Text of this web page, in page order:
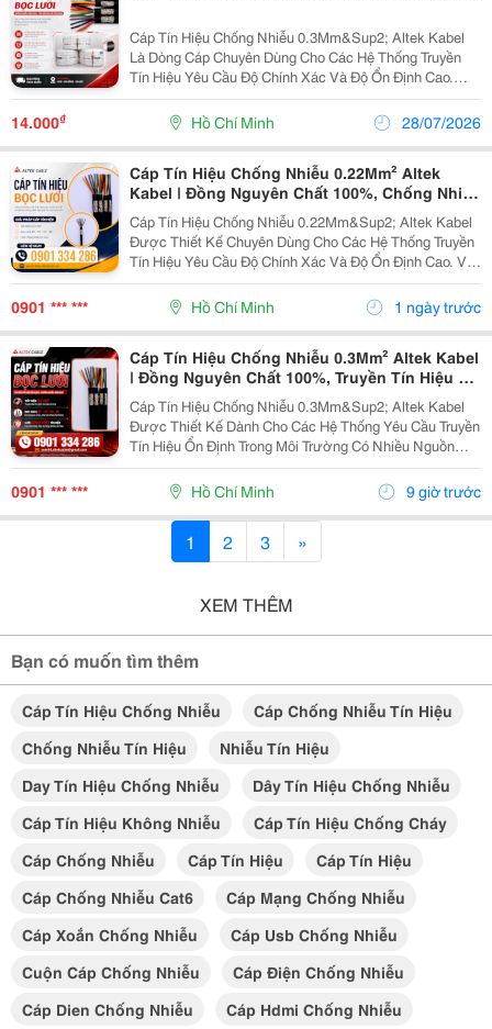
Cáp Tín Hiệu Chống Nhiễu 0.3Mm&Sup2; Altek Kabel
Là Dòng Cáp Chuyên Dùng Cho Các Hệ Thống Truyền
Tín Hiệu Yêu Cầu Độ Chính Xác Và Độ Ổn Định Cao.
Sản Phẩm Được Ứng Dụng Rộng Rãi Trong Nhà Máy,
Tủ Điện Điều Khiển, Hệ Thống Tự Động Hóa, Thiết Bị
14.000₫ Hồ Chí Minh 28/07/2026
Cáp Tín Hiệu Chống Nhiễu 0.22Mm² Altek
Kabel | Đồng Nguyên Chất 100%, Chống Nhiễu
Hiệu Quả
Cáp Tín Hiệu Chống Nhiễu 0.22Mm&Sup2; Altek Kabel
Được Thiết Kế Chuyên Dùng Cho Các Hệ Thống Truyền
Tín Hiệu Yêu Cầu Độ Chính Xác Và Độ Ổn Định Cao. Với
Lớp Chống Nhiễu Sản Phẩm Giúp Hạn Chế Ảnh Hưởng
Của Nhiễu Điện Từ Từ Động Cơ, Biến Tần Và Các...
0901 *** *** Hồ Chí Minh 1 ngày trước
Cáp Tín Hiệu Chống Nhiễu 0.3Mm² Altek Kabel
| Đồng Nguyên Chất 100%, Truyền Tín Hiệu Ổn
Định
Cáp Tín Hiệu Chống Nhiễu 0.3Mm&Sup2; Altek Kabel
Được Thiết Kế Dành Cho Các Hệ Thống Yêu Cầu Truyền
Tín Hiệu Ổn Định Trong Môi Trường Có Nhiều Nguồn
Nhiễu Điện Từ. Nhờ Cấu Tạo Lớp Chống Nhiễu Sản
Phẩm Giúp Hạn Chế Nhiễu, Giảm Suy Hao Tín Hiệu Và
Nâng...
0901 *** *** Hồ Chí Minh 9 giờ trước
1 2 3 »
XEM THÊM
Bạn có muốn tìm thêm
Cáp Tín Hiệu Chống Nhiễu
Cáp Chống Nhiễu Tín Hiệu
Chống Nhiễu Tín Hiệu
Nhiễu Tín Hiệu
Day Tín Hiệu Chống Nhiễu
Dây Tín Hiệu Chống Nhiễu
Cáp Tín Hiệu Không Nhiễu
Cáp Tín Hiệu Chống Cháy
Cáp Chống Nhiễu
Cáp Tín Hiệu
Cáp Tín Hiệu
Cáp Chống Nhiễu Cat6
Cáp Mạng Chống Nhiễu
Cáp Xoắn Chống Nhiễu
Cáp Usb Chống Nhiễu
Cuộn Cáp Chống Nhiễu
Cáp Điện Chống Nhiễu
Cáp Dien Chống Nhiễu
Cáp Hdmi Chống Nhiễu